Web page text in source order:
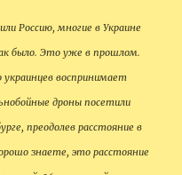
Россию, многие в Украине
было. Это уже в прошлом.
воспринимает
дроны посетили
преодолев расстояние в
знаете, это расстояние